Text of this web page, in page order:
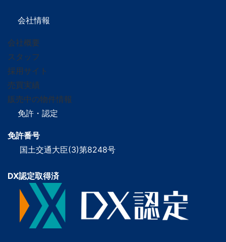
会社情報
会社概要
スタッフ
採用サイト
売買実績
販売中の物件情報
免許・認定
免許番号
国土交通大臣(3)第8248号
DX認定取得済